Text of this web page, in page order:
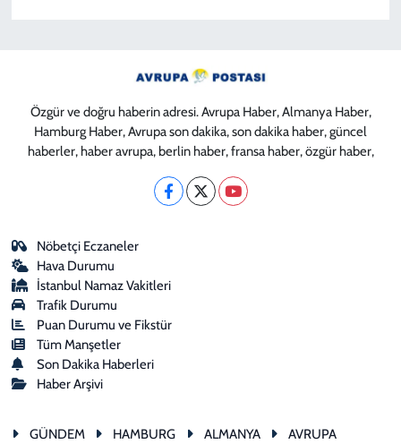
Özgür ve doğru haberin adresi. Avrupa Haber, Almanya Haber,
Hamburg Haber, Avrupa son dakika, son dakika haber, güncel
haberler, haber avrupa, berlin haber, fransa haber, özgür haber,
Nöbetçi Eczaneler
Hava Durumu
İstanbul Namaz Vakitleri
Trafik Durumu
Puan Durumu ve Fikstür
Tüm Manşetler
Son Dakika Haberleri
Haber Arşivi
GÜNDEM HAMBURG ALMANYA AVRUPA